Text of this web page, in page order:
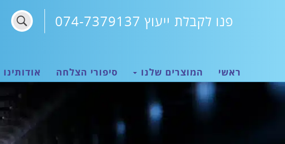
פנו לקבלת ייעוץ 074-7379137
ראשי המוצרים שלנו סיפורי הצלחה אודותינו